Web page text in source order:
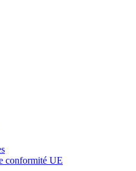
conformité UE